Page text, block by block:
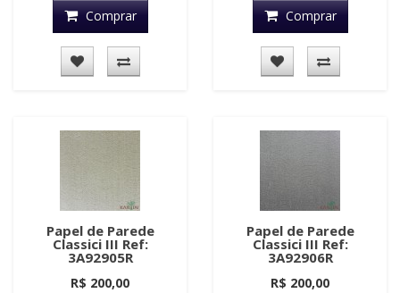
Comprar Comprar
Papel de Parede
Classici III Ref:
3A92905R
R$ 200,00
Papel de Parede
Classici III Ref:
3A92906R
R$ 200,00